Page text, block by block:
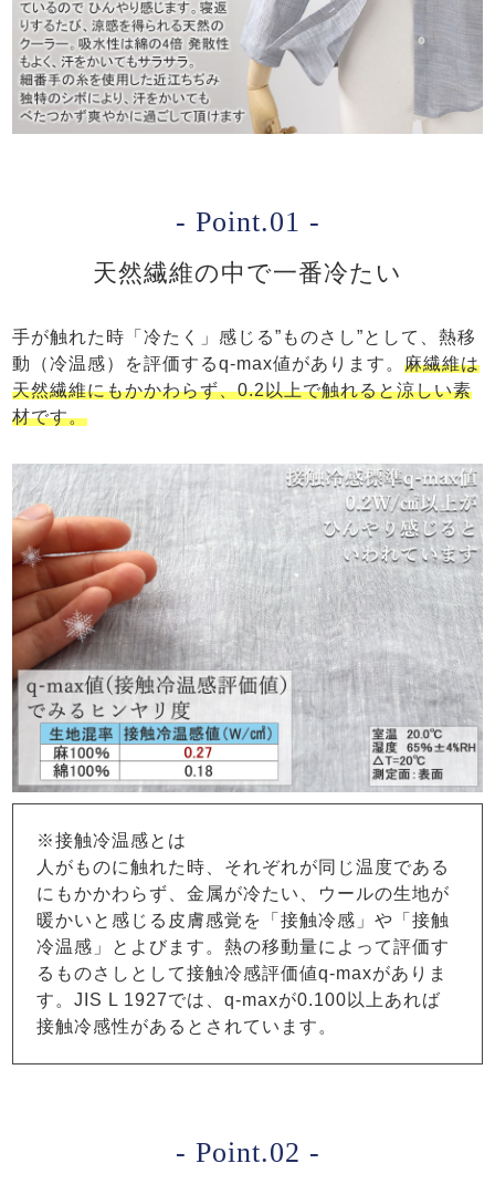
- Point.01 -
天然繊維の中で一番冷たい
手が触れた時「冷たく」感じる”ものさし”として、熱移
動（冷温感）を評価するq-max値があります。麻繊維は
天然繊維にもかかわらず、0.2以上で触れると涼しい素
材です。
※接触冷温感とは
人がものに触れた時、それぞれが同じ温度である
にもかかわらず、金属が冷たい、ウールの生地が
暖かいと感じる皮膚感覚を「接触冷感」や「接触
冷温感」とよびます。熱の移動量によって評価す
るものさしとして接触冷感評価値q-maxがありま
す。JIS L 1927では、q-maxが0.100以上あれば
接触冷感性があるとされています。
- Point.02 -